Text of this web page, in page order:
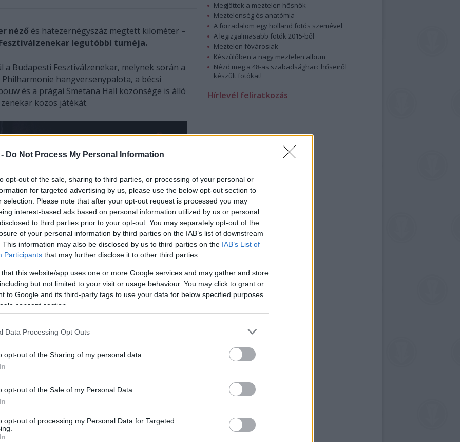
Do Not Process My Personal Information
opt-out of the sale, sharing to third parties, or processing of your personal or
for targeted advertising by us, please use the below opt-out section to
selection. Please note that after your opt-out request is processed you may
interest-based ads based on personal information utilized by us or personal
to third parties prior to your opt-out. You may separately opt-out of the
of your personal information by third parties on the IAB’s list of downstream
This information may also be disclosed by us to third parties on the IAB’s List of
Participants that may further disclose it to other third parties.
that this website/app uses one or more Google services and may gather and store
but not limited to your visit or usage behaviour. You may click to grant or
to Google and its third-party tags to use your data for below specified purposes
consent section.
Data Processing Opt Outs
opt-out of the Sharing of my personal data.
opt-out of the Sale of my Personal Data.
opt-out of processing my Personal Data for Targeted
néző és hatezernégyszáz megtett kilométer –
legutóbbi turnéja.
Budapesti Fesztiválzenekar, melynek során a
hangversenypalota, a bécsi
és a prágai Smetana Hall közönsége is álló
közös játékát.
Philharmonie hangversenypalotában
Iván zeneigazgató „nagy kalandnak”
a világ egyik legfontosabb és legjobb
ezért minden zenésznek megtiszteltetés itt
fogalmazott: „itt még a hangszereknek
tíz nap alatt hét koncertet adott, összesen
nemcsak a közönség, a kritika is nagyra
Megjöttek a meztelen hősnők
Meztelenség és anatómia
A forradalom egy holland fotós szemével
A legizgalmasabb fotók 2015-ből
Meztelen fővárosiak
Készülőben a nagy meztelen album
Nézd meg a 48-as szabadságharc hőseiről
készült fotókat!
Hírlevél feliratkozás